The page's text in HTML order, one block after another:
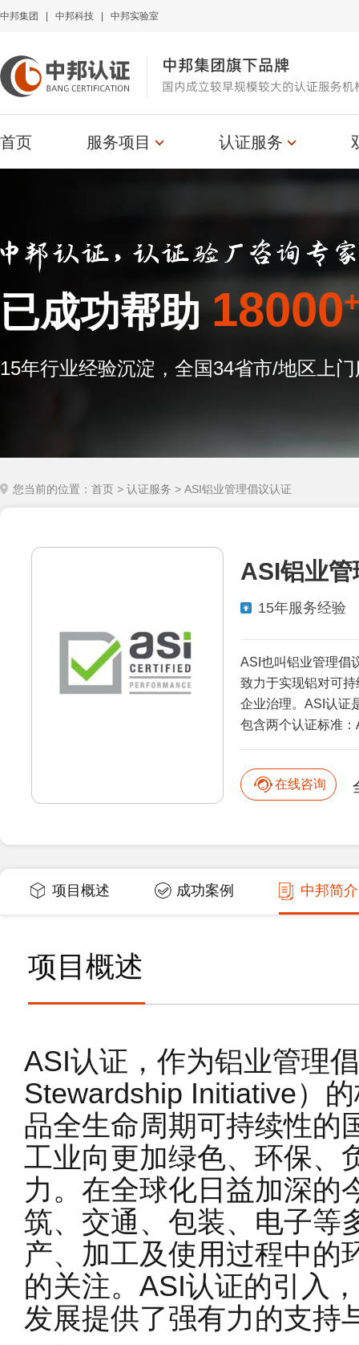
中邦集团 中邦科技 中邦实验室
中邦集团旗下品牌
国内成立较早规模较大的认证服务机
首页 服务项目 认证服务
已成功帮助 18000
15年行业经验沉淀，全国34省市/地区上
您当前的位置： 首页 > 认证服务 > ASI铝业管理倡议认证
ASI铝业
ASI也叫铝业管理倡
致力于实现铝对可
企业治理。ASI认证
包含两个认证标准
15年服务经验
在线咨询
项目概述 成功案例 中邦简介
项目概述
ASI认证，作为铝业管理
Stewardship Initiative）
品全生命周期可持续性的
工业向更加绿色、环保、
力。在全球化日益加深的
筑、交通、包装、电子等
产、加工及使用过程中的
的关注。ASI认证的引入
发展提供了强有力的支持